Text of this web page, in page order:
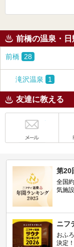
前橋の温泉・
前橋 28
滝沢温泉 1
友達に教える
第20
全国
気施
ニフ
おふ
決定！